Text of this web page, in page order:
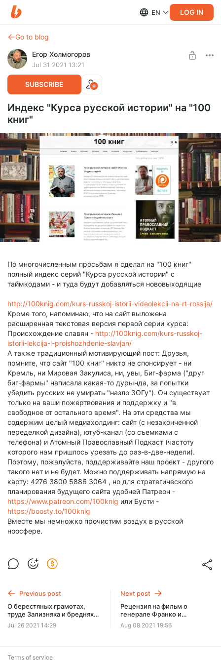
EN LOG IN
Go to blog
Егор Холмогоров
Jul 31 2021 13:21
SUBSCRIBE
Индекс "Курса русской истории" на "100
книг"
По многочисленным просьбам я сделал на "100 книг"
полный индекс серий "Курса русской истории" с
таймкодами - и туда будут добавляться нововыходящие
http://100knig.com/kurs-russkoj-istorii-videolekcii-na-rt-rossija/
Кроме того, напоминаю, что на сайт выложена
расширенная текстовая версия первой серии курса:
Происхождение славян - http://100knig.com/kurs-russkoj-
istorii-lekcija-i-proishozhdenie-slavjan/
А также традиционный мотивирующий пост: Друзья,
помните, что сайт "100 книг" никто не спонсирует - ни
Кремль, ни Мировая Закулиса, ни, увы, Биг-фарма ("друг
биг-фармы" написала какая-то дурында, за попытки
убедить русских не умирать "назло ЗОГу"). Он существует
только на ваши пожертвования и поддержку и "в
свободное от остального время". На эти средства мы
содержим целый медиахолдинг: сайт (с незаконченной
переделкой дизайна), ютуб-канал (со съемками с
телефона) и Атомный Православный Подкаст (частоту
которого нам пришлось урезать до раз-в-две-недели).
Поэтому, пожалуйста, поддерживайте наш проект - другого
такого нет и не будет. Можно поддерживать напрямую на
карту: 4276 3800 5886 3064 , но для стратегического
планирования будущего сайта удобней Патреон -
https://www.patreon.com/100knig или Бусти -
https://boosty.to/100knig
Вместе мы немножко прочистим воздух в русской
ноосфере.
Previous post
О берестяных грамотах,
труде Зализняка и бреднях
Галковского
Jul 26 2021 14:29
Next post
Рецензия на фильм о
генерале Франко и
философе Унамуно
Aug 08 2021 19:56
Terms of service